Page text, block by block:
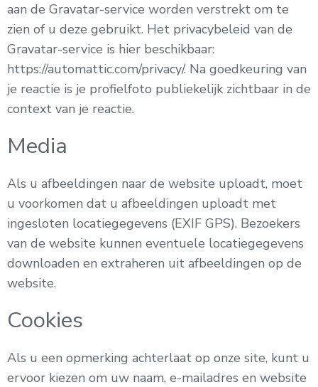
aan de Gravatar-service worden verstrekt om te
zien of u deze gebruikt. Het privacybeleid van de
Gravatar-service is hier beschikbaar:
https://automattic.com/privacy/. Na goedkeuring van
je reactie is je profielfoto publiekelijk zichtbaar in de
context van je reactie.
Media
Als u afbeeldingen naar de website uploadt, moet
u voorkomen dat u afbeeldingen uploadt met
ingesloten locatiegegevens (EXIF GPS). Bezoekers
van de website kunnen eventuele locatiegegevens
downloaden en extraheren uit afbeeldingen op de
website.
Cookies
Als u een opmerking achterlaat op onze site, kunt u
ervoor kiezen om uw naam, e-mailadres en website